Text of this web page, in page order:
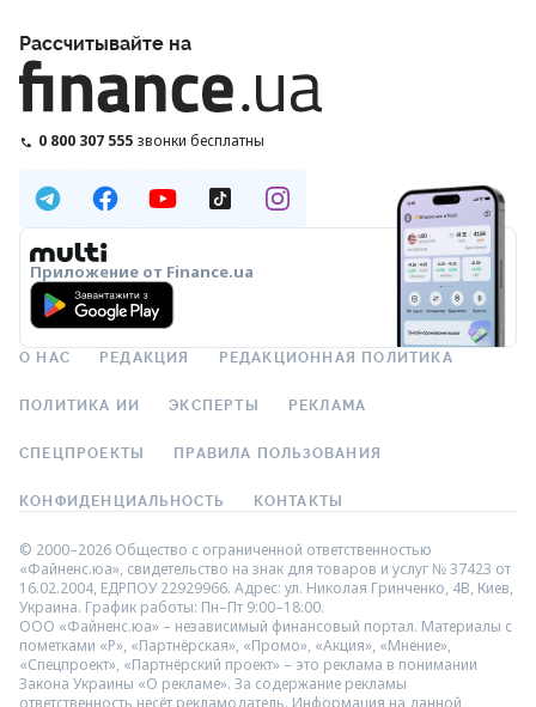
Рассчитывайте на
0 800 307 555 звонки бесплатны
Приложение от Finance.ua
О НАС РЕДАКЦИЯ РЕДАКЦИОННАЯ ПОЛИТИКА
ПОЛИТИКА ИИ ЭКСПЕРТЫ РЕКЛАМА
СПЕЦПРОЕКТЫ ПРАВИЛА ПОЛЬЗОВАНИЯ
КОНФИДЕНЦИАЛЬНОСТЬ КОНТАКТЫ
© 2000–2026 Общество с ограниченной ответственностью
«Файненс.юа», свидетельство на знак для товаров и услуг № 37423 от
16.02.2004, ЕДРПОУ 22929966. Адрес: ул. Николая Гринченко, 4В, Киев,
Украина. График работы: Пн–Пт 9:00–18:00.
ООО «Файненс.юа» – независимый финансовый портал. Материалы с
пометками «Р», «Партнёрская», «Промо», «Акция», «Мнение»,
«Спецпроект», «Партнёрский проект» – это реклама в понимании
Закона Украины «О рекламе». За содержание рекламы
ответственность несёт рекламодатель. Информация на данной